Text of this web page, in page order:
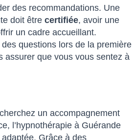
des recommandations. Une
doit être certifiée, avoir une
un cadre accueillant.
des questions lors de la première
assurer que vous vous sentez à
un accompagnement
l’hypnothérapie à Guérande
Grâce à des